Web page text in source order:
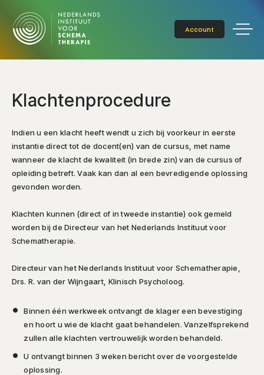
Account
Klachtenprocedure
Indien u een klacht heeft wendt u zich bij voorkeur in eerste
instantie direct tot de docent(en) van de cursus, met name
wanneer de klacht de kwaliteit (in brede zin) van de cursus of
opleiding betreft. Vaak kan dan al een bevredigende oplossing
gevonden worden.
Klachten kunnen (direct of in tweede instantie) ook gemeld
worden bij de Directeur van het Nederlands Instituut voor
Schematherapie.
Directeur van het Nederlands Instituut voor Schematherapie,
Drs. R. van der Wijngaart, Klinisch Psycholoog.
Binnen één werkweek ontvangt de klager een bevestiging
en hoort u wie de klacht gaat behandelen. Vanzelfsprekend
zullen alle klachten vertrouwelijk worden behandeld.
U ontvangt binnen 3 weken bericht over de voorgestelde
oplossing.